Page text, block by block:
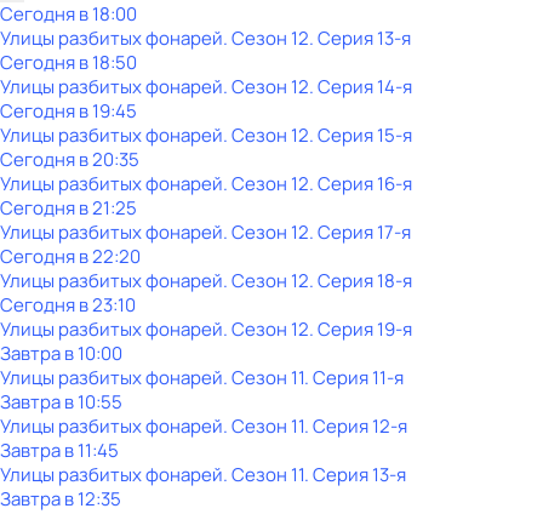
Сегодня в 18:00
Улицы разбитых фонарей. Сезон 12. Серия 13-я
Сегодня в 18:50
Улицы разбитых фонарей. Сезон 12. Серия 14-я
Сегодня в 19:45
Улицы разбитых фонарей. Сезон 12. Серия 15-я
Сегодня в 20:35
Улицы разбитых фонарей. Сезон 12. Серия 16-я
Сегодня в 21:25
Улицы разбитых фонарей. Сезон 12. Серия 17-я
Сегодня в 22:20
Улицы разбитых фонарей. Сезон 12. Серия 18-я
Сегодня в 23:10
Улицы разбитых фонарей. Сезон 12. Серия 19-я
Завтра в 10:00
Улицы разбитых фонарей. Сезон 11. Серия 11-я
Завтра в 10:55
Улицы разбитых фонарей. Сезон 11. Серия 12-я
Завтра в 11:45
Улицы разбитых фонарей. Сезон 11. Серия 13-я
Завтра в 12:35